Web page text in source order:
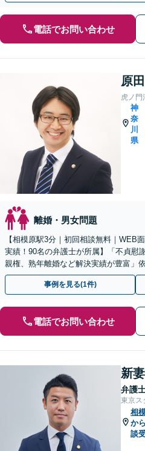
電話でお問い合わせ
原
虎ノ門
神
奈
川
県
離婚・男女問題
【相模原駅3分｜初回相談無料｜WEB
実績！90名の弁護士が所属】「不貞慰
親権、熟年離婚など解決実績が豊富」
考えた対応を心がけます【休日・夜間
事例を見る(1件)
電話でお問い合わせ
新
弁護
東京ス
相
か
談